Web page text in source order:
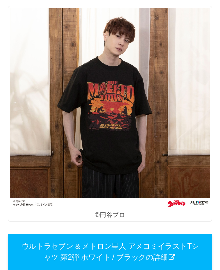
©円谷プロ
ウルトラセブン & メトロン星人 アメコミイラストTシ
ャツ 第2弾 ホワイト / ブラックの詳細